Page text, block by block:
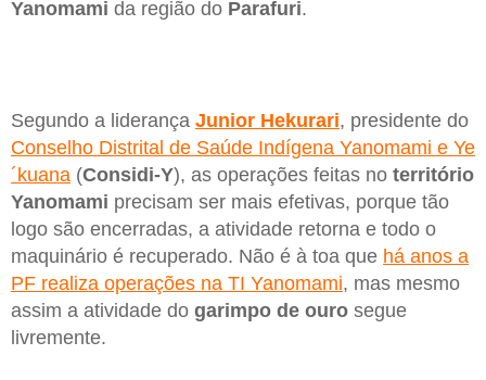
Yanomami da região do Parafuri.
Segundo a liderança Junior Hekurari, presidente do
Conselho Distrital de Saúde Indígena Yanomami e Ye
´kuana (Considi-Y), as operações feitas no território
Yanomami precisam ser mais efetivas, porque tão
logo são encerradas, a atividade retorna e todo o
maquinário é recuperado. Não é à toa que há anos a
PF realiza operações na TI Yanomami, mas mesmo
assim a atividade do garimpo de ouro segue
livremente.